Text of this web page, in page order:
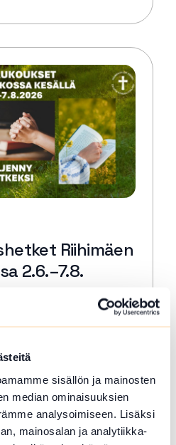
sisällön ja mainosten
median ominaisuuksien
analysoimiseen. Lisäksi
mainosalan ja analytiikka-
Kesän rukoushetket
Riihimäen
2.6.–7.8.
15 min. 🙏🏻✝️ 🔖
ja…
Kesän rukoushetket